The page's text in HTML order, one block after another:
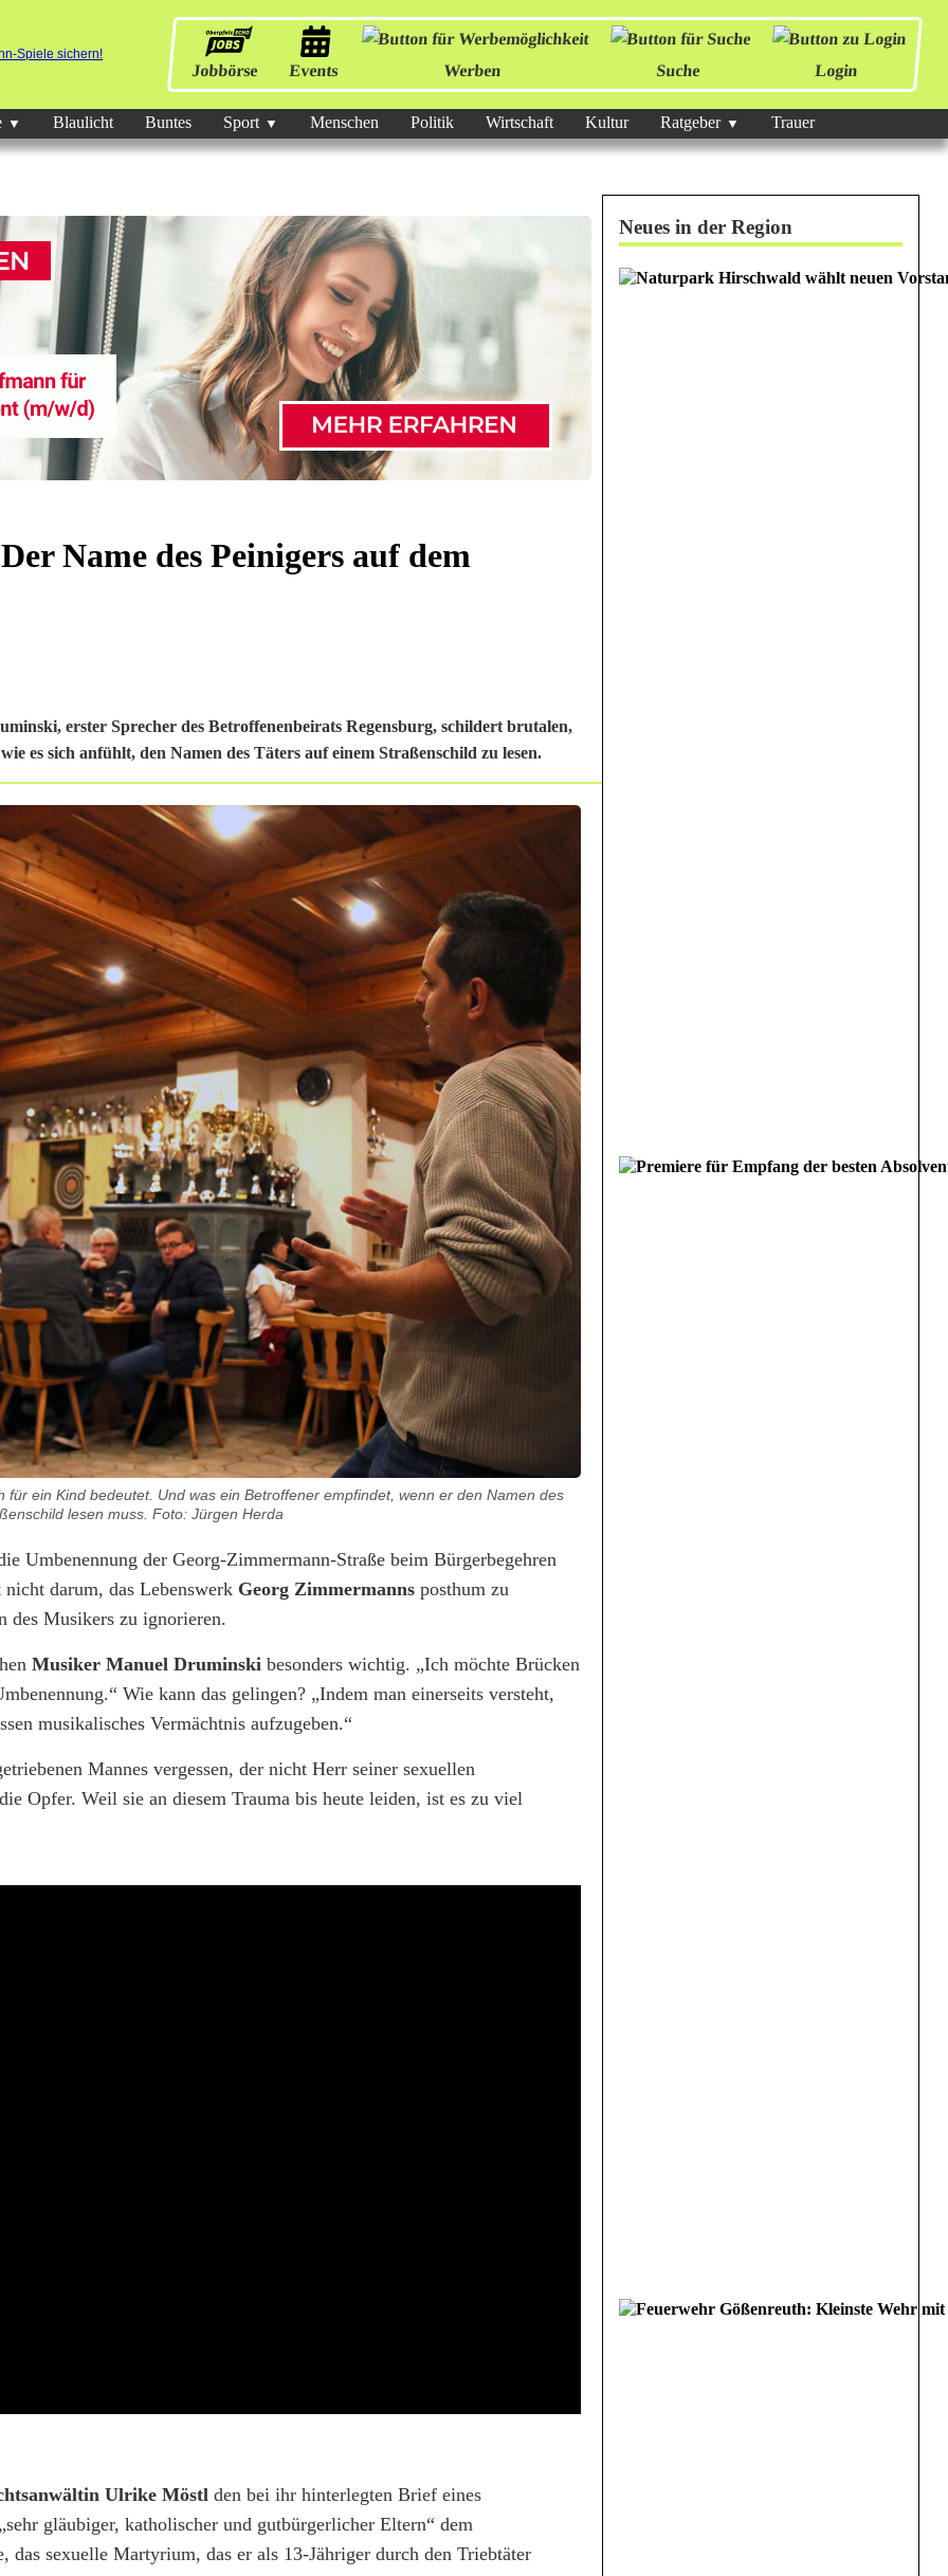
Jobbörse Events Werben Suche Login
Blaulicht Buntes Sport Menschen Politik Wirtschaft Kultur Ratgeber Trauer
Name des Peinigers auf dem
erster Sprecher des Betroffenenbeirats Regensburg, schildert brutalen,
es sich anfühlt, den Namen des Täters auf einem Straßenschild zu lesen.
ein Kind bedeutet. Und was ein Betroffener empfindet, wenn er den Namen des
lesen muss. Foto: Jürgen Herda
Umbenennung der Georg-Zimmermann-Straße beim Bürgerbegehren
darum, das Lebenswerk Georg Zimmermanns posthum zu
des Musikers zu ignorieren.
Musiker Manuel Druminski besonders wichtig. „Ich möchte Brücken
Wie kann das gelingen? „Indem man einerseits versteht,
musikalisches Vermächtnis aufzugeben.“
Mannes vergessen, der nicht Herr seiner sexuellen
Opfer. Weil sie an diesem Trauma bis heute leiden, ist es zu viel
Ulrike Möstl den bei ihr hinterlegten Brief eines
gläubiger, katholischer und gutbürgerlicher Eltern“ dem
sexuelle Martyrium, das er als 13-Jähriger durch den Triebtäter
Neues in der Region